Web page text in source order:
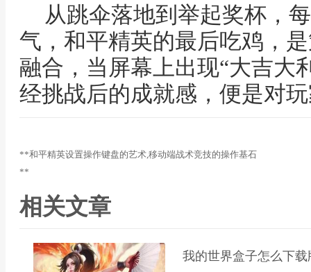
从跳伞落地到举起奖杯，
气，和平精英的最后吃鸡，
融合，当屏幕上出现“大吉大
经挑战后的成就感，便是对
**和平精英设置操作键盘的艺术,移动端战术竞技的操作基石
**
相关文章
我的世界盒子怎么下